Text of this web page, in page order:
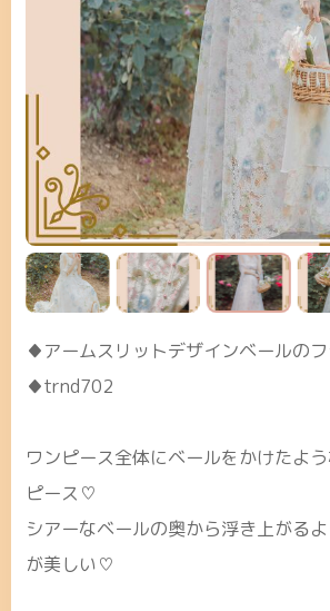
♦アームスリットデザインベールの
♦trnd702
ワンピース全体にベールをかけたよ
ピース♡
シアーなベールの奥から浮き上がる
が美しい♡